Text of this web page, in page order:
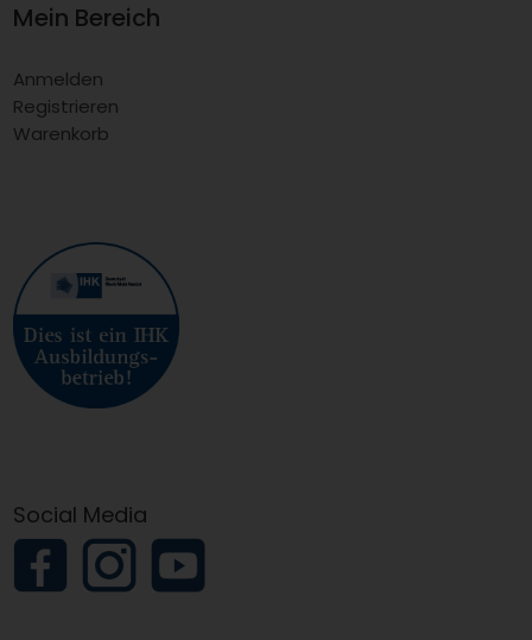
Mein Bereich
Anmelden
Registrieren
Warenkorb
Social Media